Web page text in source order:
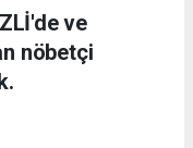
ve
nöbetçi